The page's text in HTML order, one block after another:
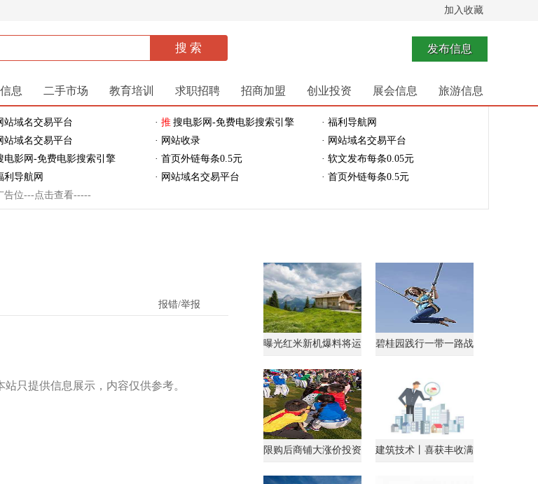
加入收藏
发布信息
息 二手市场 教育培训 求职招聘 招商加盟 创业投资 展会信息 旅游信息
站域名交易平台 · 推 搜电影网-免费电影搜索引擎
· 福利导航网
站域名交易平台 · 网站收录
· 网站域名交易平台
电影网-免费电影搜索引擎 · 首页外链每条0.5元
· 软文发布每条0.05元
利导航网 · 网站域名交易平台
· 首页外链每条0.5元
告位---点击查看-----
报错/举报
只提供信息展示，内容仅供参考。
曝光红米新机爆料将运 碧桂园践行一带一路战
限购后商铺大涨价投资 建筑技术丨喜获丰收满